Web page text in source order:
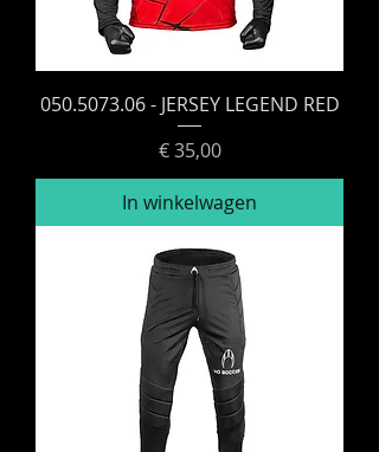
050.5073.06 - JERSEY LEGEND RED
Prijs
€ 35,00
In winkelwagen